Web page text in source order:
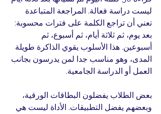
ليست دراسة فعالة. المراجعة المتباعدة
تعني أن تراجع الكلمة على فترات محسوبة:
بعد يوم، ثم ثلاثة أيام، ثم أسبوع، ثم
أسبوعين. هذا الأسلوب يقوي الذاكرة طويلة
المدى، وهو مناسب جدا لمن يدرسون بجانب
العمل أو الدراسة الجامعية.
بعض الطلاب يفضلون البطاقات الورقية،
وبعضهم يفضل التطبيقات. الأداة ليست هي